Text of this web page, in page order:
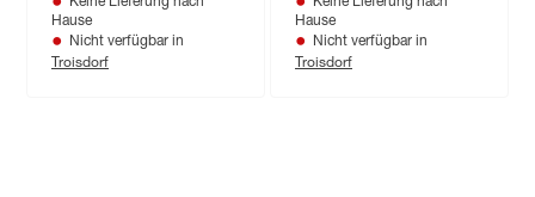
400 lm neutralweiß
IP 44 18,1 x 14,9 cm
Hause
Nicht verfügbar in
Troisdorf
400 lm neutralweiß
IP 44 18,1 x 14,9 cm
Hause
Nicht verfügbar in
Troisdorf